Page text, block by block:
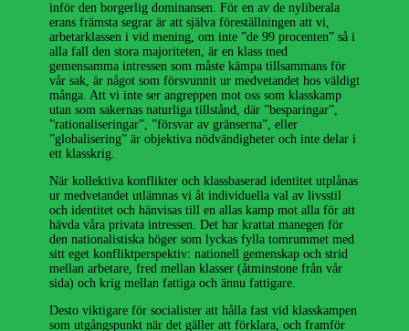
inför den borgerlig dominansen. För en av de nyliberala
erans främsta segrar är att själva föreställningen att vi,
arbetarklassen i vid mening, om inte ”de 99 procenten” så i
alla fall den stora majoriteten, är en klass med
gemensamma intressen som måste kämpa tillsammans för
vår sak, är något som försvunnit ur medvetandet hos väldigt
många. Att vi inte ser angreppen mot oss som klasskamp
utan som sakernas naturliga tillstånd, där ”besparingar”,
”rationaliseringar”, ”försvar av gränserna”, eller
”globalisering” är objektiva nödvändigheter och inte delar i
ett klasskrig.
När kollektiva konflikter och klassbaserad identitet utplånas
ur medvetandet utlämnas vi åt individuella val av livsstil
och identitet och hänvisas till en allas kamp mot alla för att
hävda våra privata intressen. Det har krattat manegen för
den nationalistiska höger som lyckas fylla tomrummet med
sitt eget konfliktperspektiv: nationell gemenskap och strid
mellan arbetare, fred mellan klasser (åtminstone från vår
sida) och krig mellan fattiga och ännu fattigare.
Desto viktigare för socialister att hålla fast vid klasskampen
som utgångspunkt när det gäller att förklara, och framför